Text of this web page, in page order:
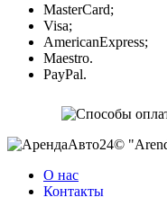
MasterCard;
Visa;
AmericanExpress;
Maestro.
PayPal.
©
О нас
Контакты